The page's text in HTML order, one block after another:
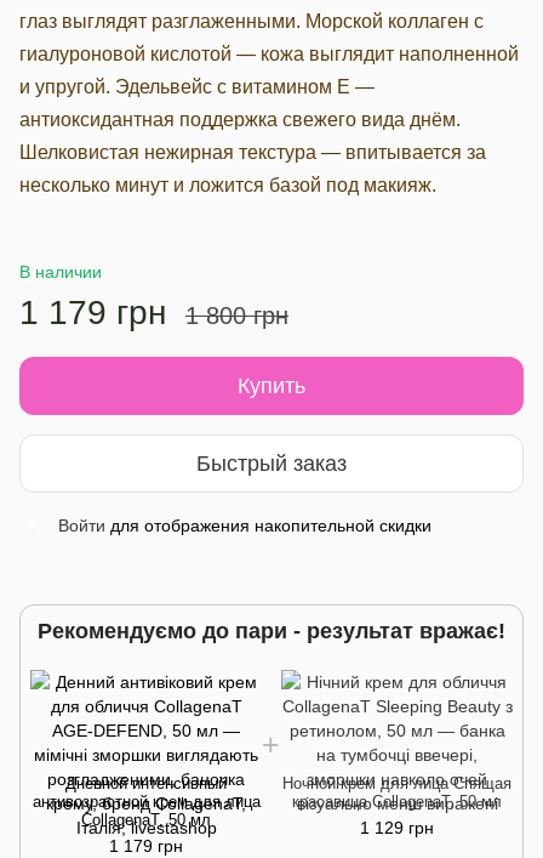
глаз выглядят разглаженными. Морской коллаген с
гиалуроновой кислотой — кожа выглядит наполненной
и упругой. Эдельвейс с витамином E —
антиоксидантная поддержка свежего вида днём.
Шелковистая нежирная текстура — впитывается за
несколько минут и ложится базой под макияж.
В наличии
1 179 грн 1 800 грн
Купить
Быстрый заказ
Войти для отображения накопительной скидки
Рекомендуємо до пари - результат вражає!
Дневной интенсивный
антивозрастной крем для лица
CollagenaT, 50 мл
1 179 грн
Ночной крем для лица Спящая
красавица CollagenaT, 50 мл
1 129 грн